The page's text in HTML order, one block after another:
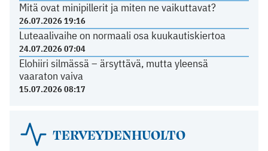
Mitä ovat minipillerit ja miten ne vaikuttavat?
26.07.2026 19:16
Luteaalivaihe on normaali osa kuukautiskiertoa
24.07.2026 07:04
Elohiiri silmässä – ärsyttävä, mutta yleensä
vaaraton vaiva
15.07.2026 08:17
TERVEYDENHUOLTO